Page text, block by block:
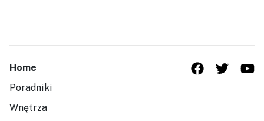
Home
Poradniki
Wnętrza